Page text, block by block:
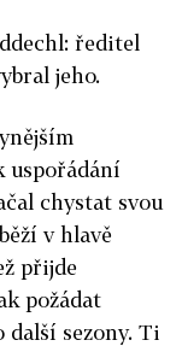
ředitel
jeho.
uspořádání
chystat svou
v hlavě
přijde
požádat
sezony. Ti